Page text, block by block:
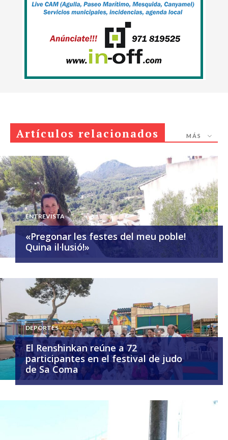
Artículos relacionados MÁS
ENTREVISTA
«Pregonar les festes del meu poble!
Quina il·lusió!»
DEPORTES
El Renshinkan reúne a 72
participantes en el festival de judo
de Sa Coma